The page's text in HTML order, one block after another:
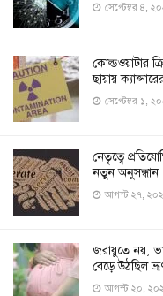
সেপ্টেম্বর ৪,
কোল্ডওয়াটার
ছায়ায়
সেপ্টেম্বর ১,
নেতৃত্বে
নতুন অনুসন্ধান
আগস্ট ২৭,
জরায়ুতে নয়,
বেড়ে উঠছিল
আগস্ট ২০,